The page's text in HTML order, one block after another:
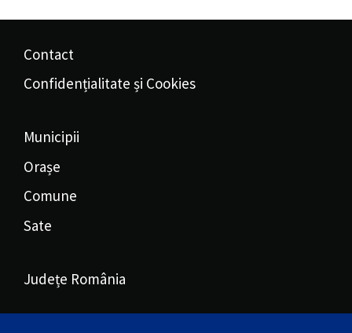
Contact
Confidențialitate și Cookies
Municipii
Orașe
Comune
Sate
Județe România